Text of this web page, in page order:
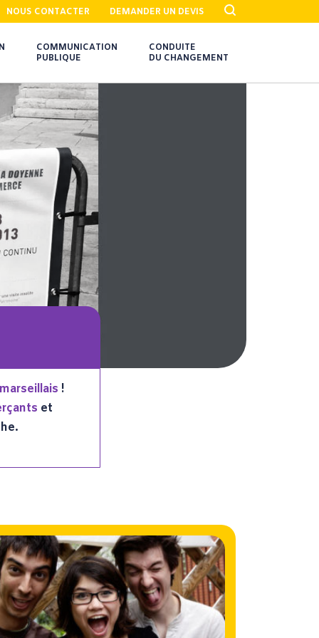
NOUS CONTACTER DEMANDER UN DEVIS
COMMUNICATION
PUBLIQUE
CONDUITE
DU CHANGEMENT
!
et